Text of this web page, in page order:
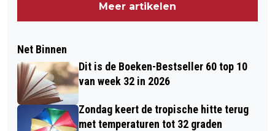
Meer artikelen
Net Binnen
Dit is de Boeken-Bestseller 60 top 10
van week 32 in 2026
Zondag keert de tropische hitte terug
met temperaturen tot 32 graden